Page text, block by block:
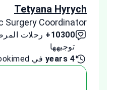
Tetyana Hyrych
Surgery Coordinator
10300+
رحلات
توجيهها
4 years
في Bookimed